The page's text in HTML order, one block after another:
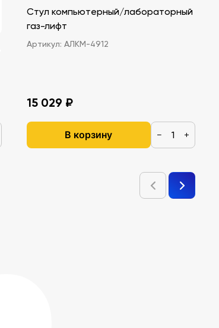
Стул компьютерный/лабораторный
газ-лифт
Артикул: АЛКМ-4912
15 029 ₽
В корзину − +